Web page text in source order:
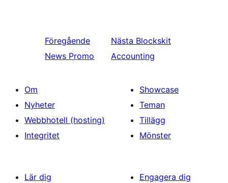
Föregående
News Promo
Nästa Blockskit
Accounting
Om
Nyheter
Webbhotell (hosting)
Integritet
Showcase
Teman
Tillägg
Mönster
Lär dig
Engagera dig